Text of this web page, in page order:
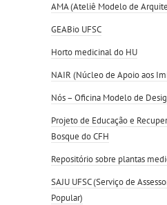
AMA (Ateliê Modelo de
GEABio UFSC
Horto medicinal do HU
NAIR (Núcleo de Apoio aos
Nós – Oficina Modelo de
Projeto de Educação e
Bosque do CFH
Repositório sobre plantas
SAJU UFSC (Serviço de
Popular)